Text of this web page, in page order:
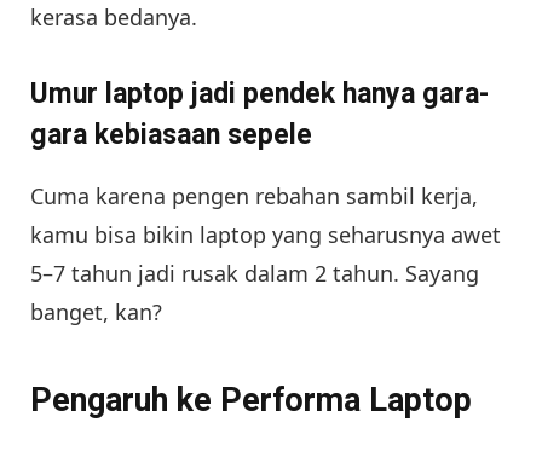
kerasa bedanya.
Umur laptop jadi pendek hanya gara-
gara kebiasaan sepele
Cuma karena pengen rebahan sambil kerja,
kamu bisa bikin laptop yang seharusnya awet
5–7 tahun jadi rusak dalam 2 tahun. Sayang
banget, kan?
Pengaruh ke Performa Laptop